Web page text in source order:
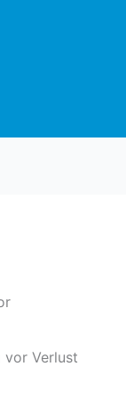
vor Verlust